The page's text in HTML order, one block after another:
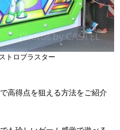
トロブラスター
高得点を狙える方法をご紹介